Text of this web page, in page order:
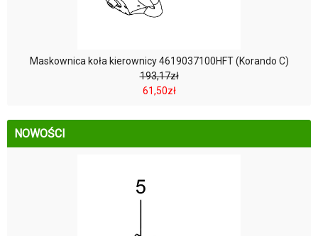
Maskownica koła kierownicy 4619037100HFT (Korando C)
193,17zł
61,50zł
NOWOŚCI